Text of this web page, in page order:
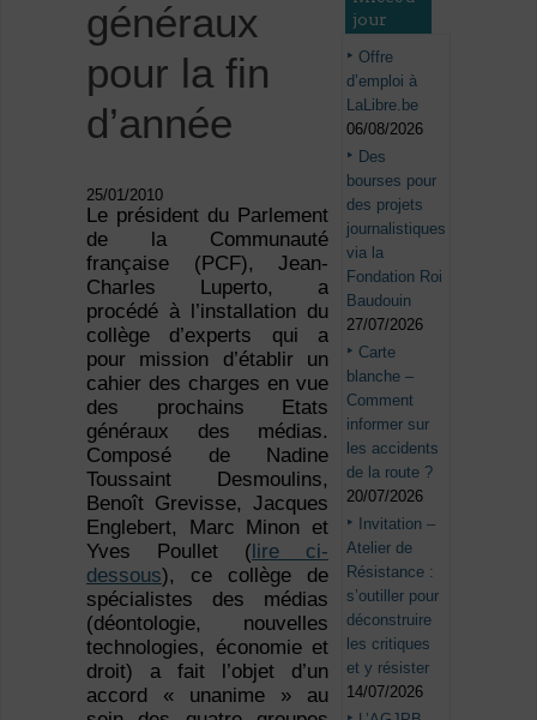
généraux
pour la fin
d’année
25/01/2010
Le président du Parlement
de la Communauté
française (PCF), Jean-
Charles Luperto, a
procédé à l’installation du
collège d’experts qui a
pour mission d’établir un
cahier des charges en vue
des prochains Etats
généraux des médias.
Composé de Nadine
Toussaint Desmoulins,
Benoît Grevisse, Jacques
Englebert, Marc Minon et
Yves Poullet ( lire ci-
dessous), ce collège de
spécialistes des médias
(déontologie, nouvelles
technologies, économie et
droit) a fait l’objet d’un
accord « unanime » au
jour
Offre
d’emploi à
LaLibre.be
06/08/2026
Des
bourses pour
des projets
journalistiques
via la
Fondation Roi
Baudouin
27/07/2026
Carte
blanche –
Comment
informer sur
les accidents
de la route ?
20/07/2026
Invitation –
Atelier de
Résistance :
s’outiller pour
déconstruire
les critiques
et y résister
14/07/2026